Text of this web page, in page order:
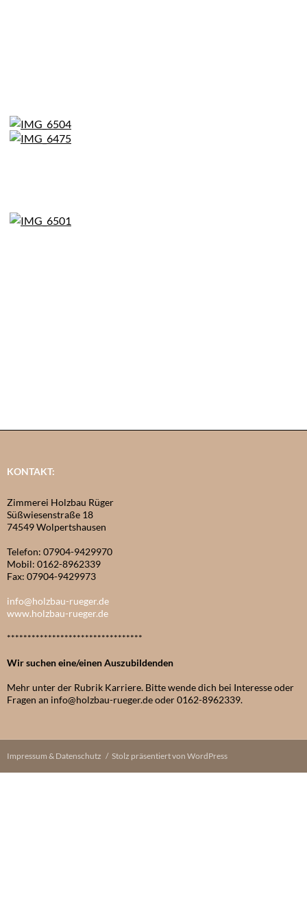
KONTAKT:
Zimmerei Holzbau Rüger
Süßwiesenstraße 18
74549 Wolpertshausen
Telefon: 07904-9429970
Mobil: 0162-8962339
Fax: 07904-9429973
info@holzbau-rueger.de
www.holzbau-rueger.de
*********************************
Wir suchen eine/einen Auszubildenden
Mehr unter der Rubrik Karriere. Bitte wende dich bei Interesse oder
Fragen an info@holzbau-rueger.de oder 0162-8962339.
Impressum & Datenschutz Stolz präsentiert von WordPress